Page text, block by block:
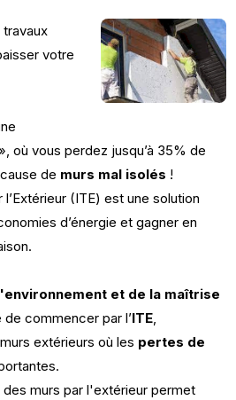
votre
où vous perdez jusqu’à 35% de
de murs mal isolés !
l’Extérieur (ITE) est une solution
d’énergie et gagner en
et de la maîtrise
commencer par l’ITE,
extérieurs où les pertes de
murs par l'extérieur permet